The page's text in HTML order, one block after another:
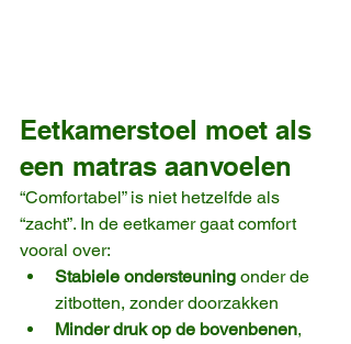
Eetkamerstoel moet als
een matras aanvoelen
“Comfortabel” is niet hetzelfde als
“zacht”. In de eetkamer gaat comfort
vooral over:
Stabiele ondersteuning onder de
zitbotten, zonder doorzakken
Minder druk op de bovenbenen,